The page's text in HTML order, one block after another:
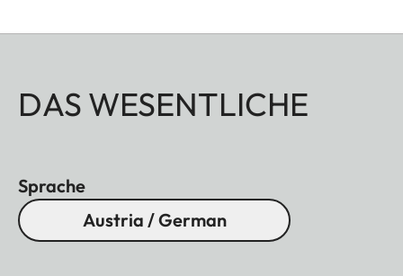
DAS WESENTLICHE
Sprache
Austria / German